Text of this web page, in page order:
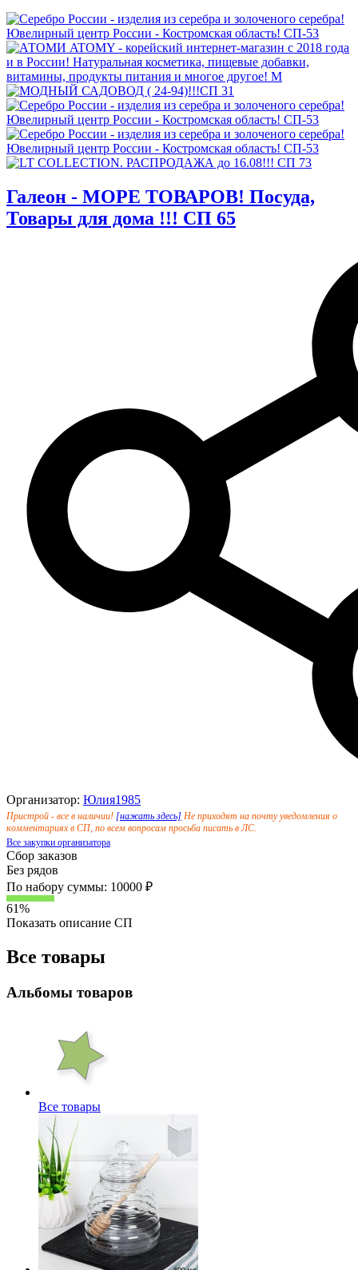
Галеон - МОРЕ ТОВАРОВ! Посуда,
Товары для дома !!! СП 65
Организатор: Юлия1985
Пристрой - все в наличии! [нажать здесь] Не приходят на почту уведомления о
комментариях в СП, по всем вопросам просьба писать в ЛС.
Все закупки организатора
Сбор заказов
Без рядов
По набору суммы: 10000 ₽
61%
Показать описание СП
Все товары
Альбомы товаров
Все товары